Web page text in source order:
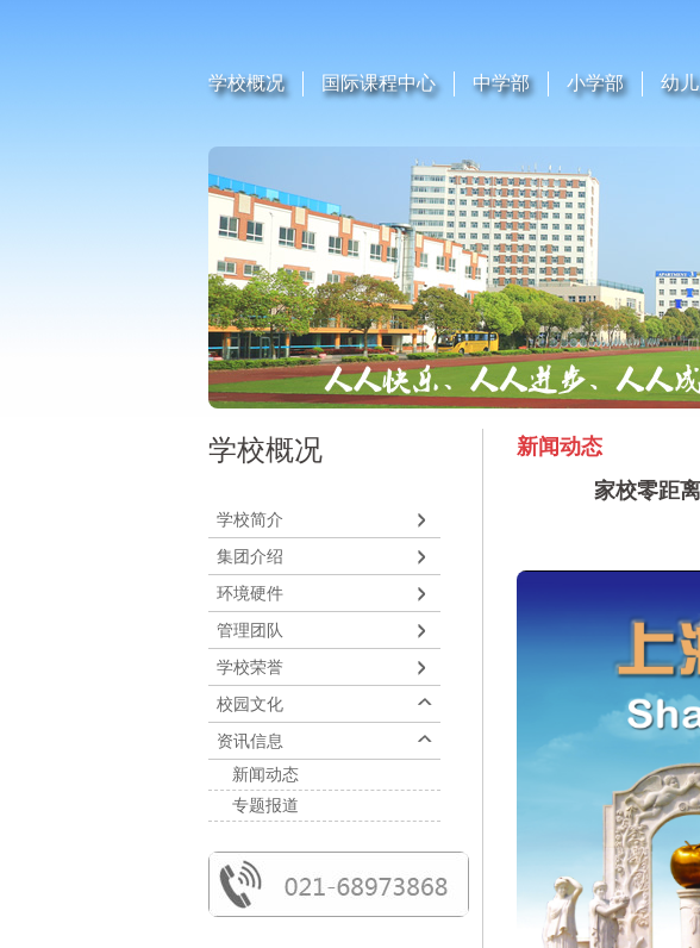
学校概况 国际课程中心 中学部 小学部 幼
学校概况
学校简介
集团介绍
环境硬件
管理团队
学校荣誉
校园文化
资讯信息
新闻动态
专题报道
新闻动态
家校零距